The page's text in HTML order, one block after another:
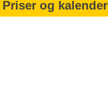
Priser og kalender